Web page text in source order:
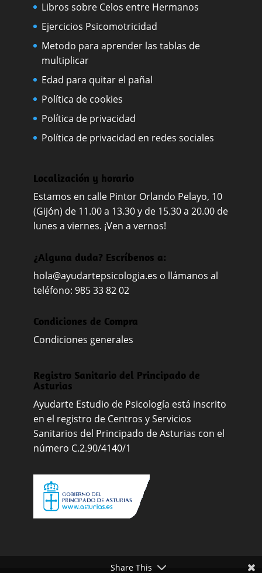
Libros sobre Celos entre Hermanos
Ejercicios Psicomotricidad
Metodo para aprender las tablas de
multiplicar
Edad para quitar el pañal
Política de cookies
Política de privacidad
Política de privacidad en redes sociales
Localización y horario
Estamos en calle Pintor Orlando Pelayo, 10
(Gijón) de 11.00 a 13.30 y de 15.30 a 20.00 de
lunes a viernes. ¡Ven a vernos!
¿Alguna duda? Escríbenos a:
hola@ayudartepsicologia.es o llámanos al
teléfono: 985 33 82 02
Condiciones de Compra
Condiciones generales
Registro Sanitario del Principado de
Asturias
Ayudarte Estudio de Psicología está inscrito
en el registro de Centros y Servicios
Sanitarios del Principado de Asturias con el
número C.2.90/4140/1
Share This